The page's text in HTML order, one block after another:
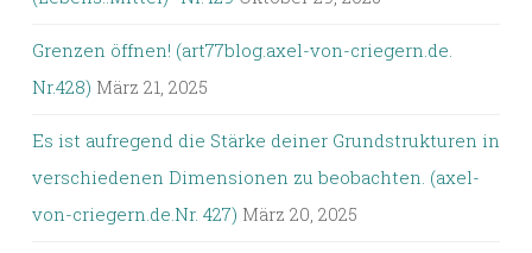
Grenzen öffnen! (art77blog.axel-von-criegern.de.
Nr.428) März 21, 2025
Es ist aufregend die Stärke deiner Grundstrukturen in
verschiedenen Dimensionen zu beobachten. (axel-
von-criegern.de.Nr. 427) März 20, 2025